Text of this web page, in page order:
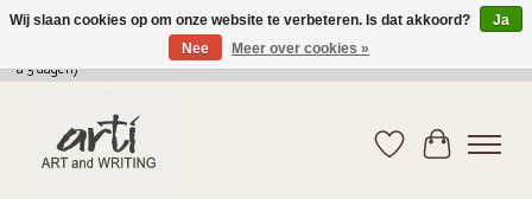
verkoop@arti-artandwriting.be/ +32 (0)471 41 82 41 / GRATIS verzending > 75 euro (2
a 5 dagen)
Verlanglijst
Wij slaan cookies op om onze website te verbeteren. Is dat akkoord?
Ja
Nee
Meer over cookies »